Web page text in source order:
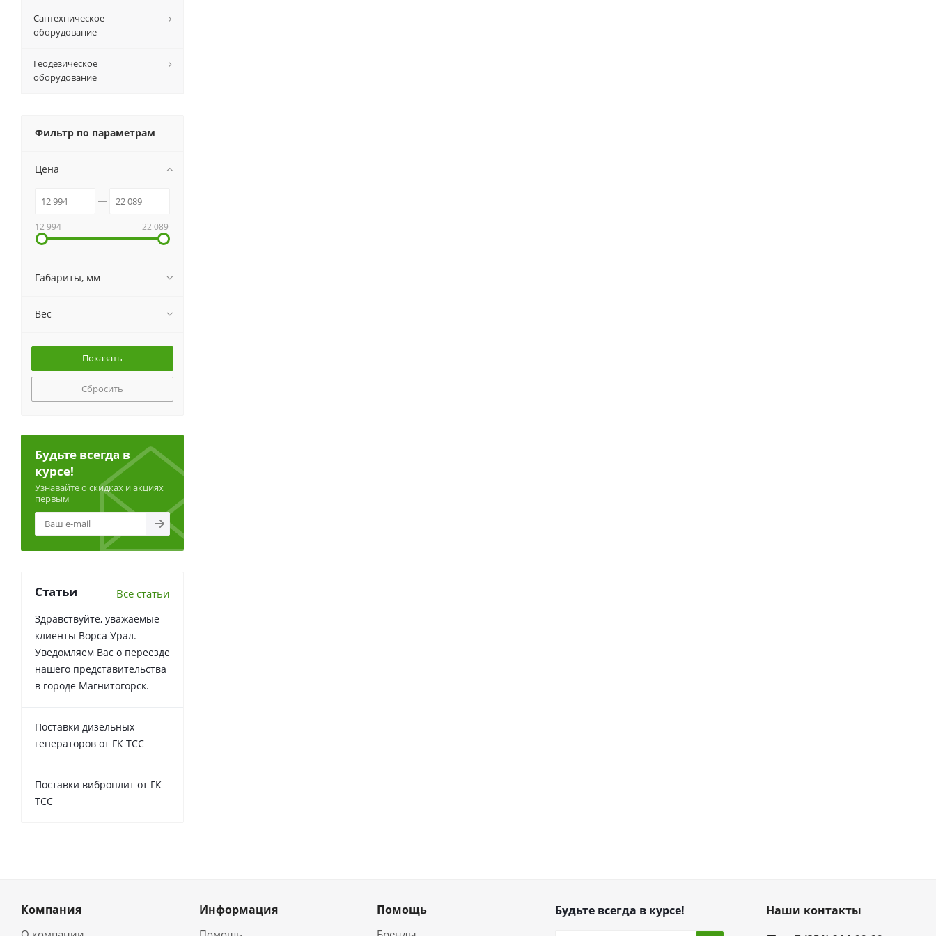
Сантехническое
оборудование
Геодезическое
оборудование
Фильтр по параметрам
Цена
12 994 22 089
Габариты, мм
Вес
Сбросить
Будьте всегда в
курсе!
Узнавайте о скидках и акциях
первым
Статьи Все статьи
Здравствуйте, уважаемые
клиенты Ворса Урал.
Уведомляем Вас о переезде
нашего представительства
в городе Магнитогорск.
Поставки дизельных
генераторов от ГК ТСС
Поставки виброплит от ГК
ТСС
Компания Информация Помощь Будьте всегда в курсе! Наши контакты